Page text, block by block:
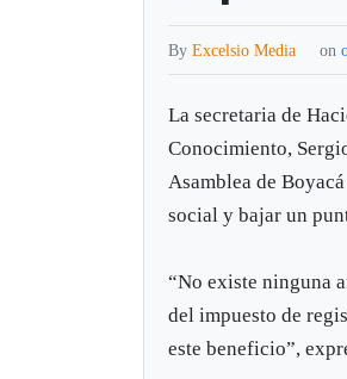
ByExcelsio Media on
La secretaria de
Conocimiento,
Asamblea de
social y bajar un
“No existe ninguna
del impuesto de
este beneficio”,